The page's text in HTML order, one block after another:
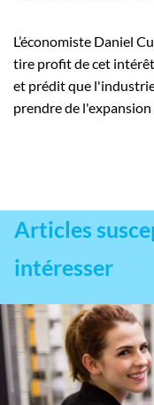
L’économiste Daniel
tire profit de cet
et prédit que
prendre de l'expansion
Articles
intéresser